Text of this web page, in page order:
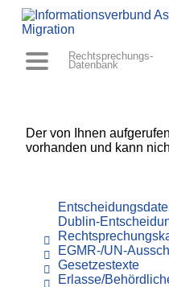
Rechtsprechungs-
Datenbank
Der von Ihnen
vorhanden und kann
Dublin-
EGMR-/UN-
Gesetzestexte
Erlasse/